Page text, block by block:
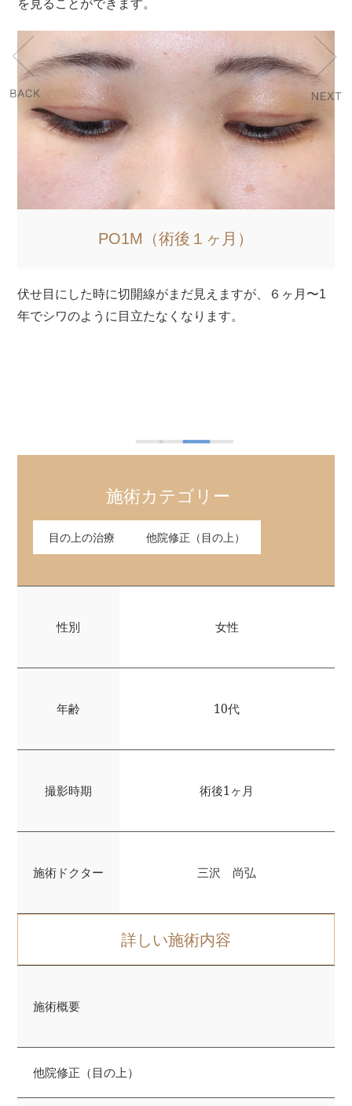
ん。
PO1M（術後１ヶ月）
目を閉じた状態です。術後１ヶ月なのでまだ切開した部
位の赤みや凹凸などはわかります。
施術カテゴリー
目の上の治療 他院修正（目の上）
性別 女性
年齢 10代
撮影時期 術後1ヶ月
施術ドクター 三沢 尚弘
詳しい施術内容
施術概要
他院修正（目の上）